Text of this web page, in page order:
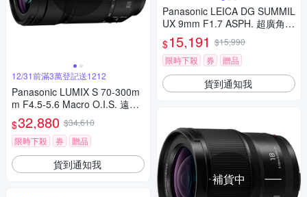
12/31前滿3萬登記送1212
Panasonic LUMIX S 70-300m
m F4.5-5.6 Macro O.I.S. 遠距
變焦鏡頭 公司貨
$32,880 $34,610
限時下殺
券 贈品
貨到通知我
Panasonic LEICA DG SUMMIL
UX 9mm F1.7 ASPH. 超廣角
定焦鏡頭 公司貨 H-X09GC
$15,191 $15,990
限時下殺
券 贈品
貨到通知我
補貨中